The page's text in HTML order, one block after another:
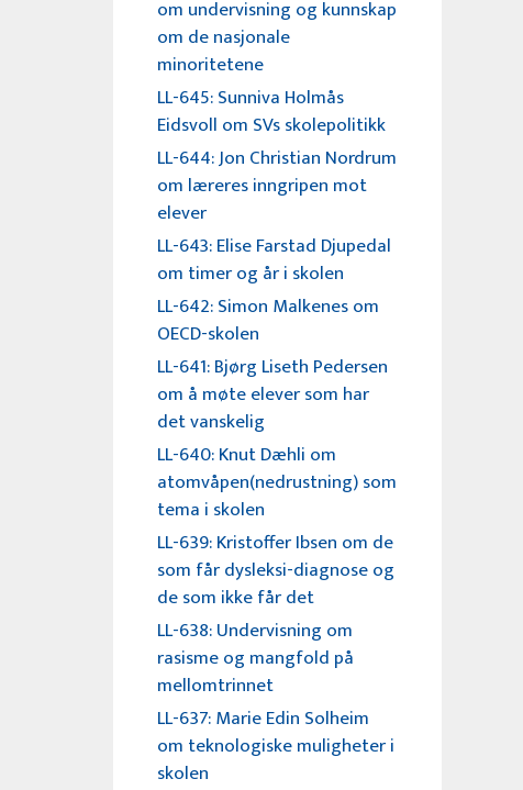
om undervisning og kunnskap
om de nasjonale
minoritetene
LL-645: Sunniva Holmås
Eidsvoll om SVs skolepolitikk
LL-644: Jon Christian Nordrum
om læreres inngripen mot
elever
LL-643: Elise Farstad Djupedal
om timer og år i skolen
LL-642: Simon Malkenes om
OECD-skolen
LL-641: Bjørg Liseth Pedersen
om å møte elever som har
det vanskelig
LL-640: Knut Dæhli om
atomvåpen(nedrustning) som
tema i skolen
LL-639: Kristoffer Ibsen om de
som får dysleksi-diagnose og
de som ikke får det
LL-638: Undervisning om
rasisme og mangfold på
mellomtrinnet
LL-637: Marie Edin Solheim
om teknologiske muligheter i
skolen